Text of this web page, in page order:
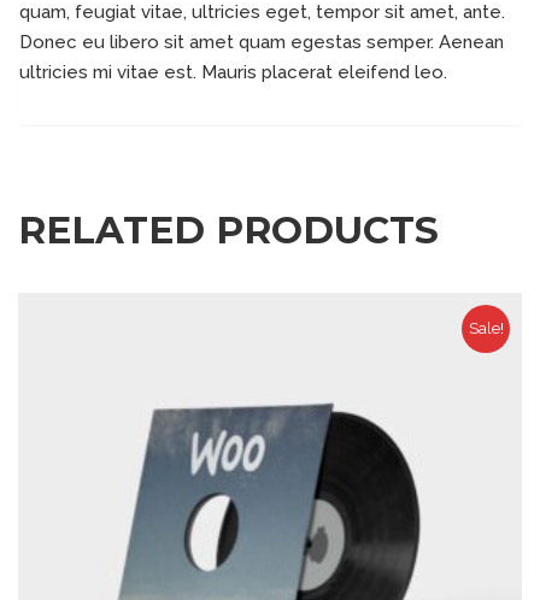
quam, feugiat vitae, ultricies eget, tempor sit amet, ante.
Donec eu libero sit amet quam egestas semper. Aenean
ultricies mi vitae est. Mauris placerat eleifend leo.
RELATED PRODUCTS
Sale!